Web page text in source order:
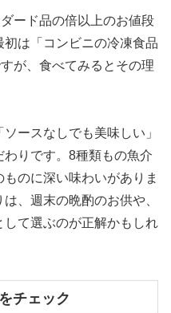
ード品の倍以上のお値段
は「コンビニの冷凍食品
が、食べてみるとその理
ースなしでも美味しい」
りです。8種類もの魚介
のに深い味わいがありま
、週末の晩酌のお供や、
て選ぶのが正解かもしれ
チェック